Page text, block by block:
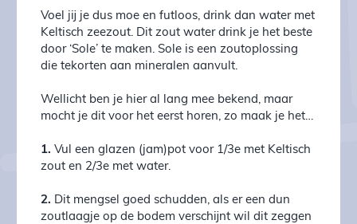
Voel jij je dus moe en futloos, drink dan water met
Keltisch zeezout. Dit zout water drink je het beste
door ‘Sole’ te maken. Sole is een zoutoplossing
die tekorten aan mineralen aanvult.
Wellicht ben je hier al lang mee bekend, maar
mocht je dit voor het eerst horen, zo maak je het…
1. Vul een glazen (jam)pot voor 1/3e met Keltisch
zout en 2/3e met water.
2. Dit mengsel goed schudden, als er een dun
zoutlaagje op de bodem verschijnt wil dit zeggen